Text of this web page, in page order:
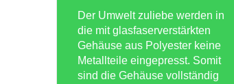
Der Umwelt zuliebe werden in
die mit glasfaserverstärkten
Gehäuse aus Polyester keine
Metallteile eingepresst. Somit
sind die Gehäuse vollständig